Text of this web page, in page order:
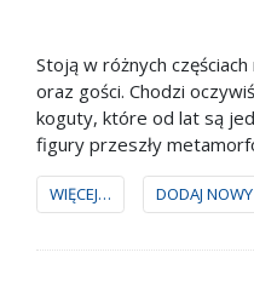
Stoją w różnych
oraz gości. Chodzi
koguty, które od lat są
figury przeszły
WIĘCEJ… DODAJ